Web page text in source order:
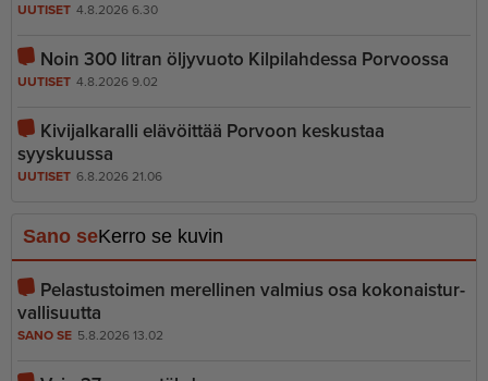
UUTISET 4.8.2026 6.30
Noin 300 litran öljyvuoto Kilpilahdessa Porvoossa
UUTISET 4.8.2026 9.02
Kivijalkaralli elävöittää Porvoon keskustaa
syyskuussa
UUTISET 6.8.2026 21.06
Sano seKerro se kuvin
Pelastustoimen merellinen valmius osa kokonais­tur­
val­li­suutta
SANO SE 5.8.2026 13.02